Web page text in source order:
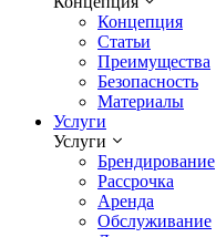
Концепция
Статьи
Преимущества
Безопасность
Материалы
Услуги
Услуги
Брендирование
Рассрочка
Аренда
Обслуживание